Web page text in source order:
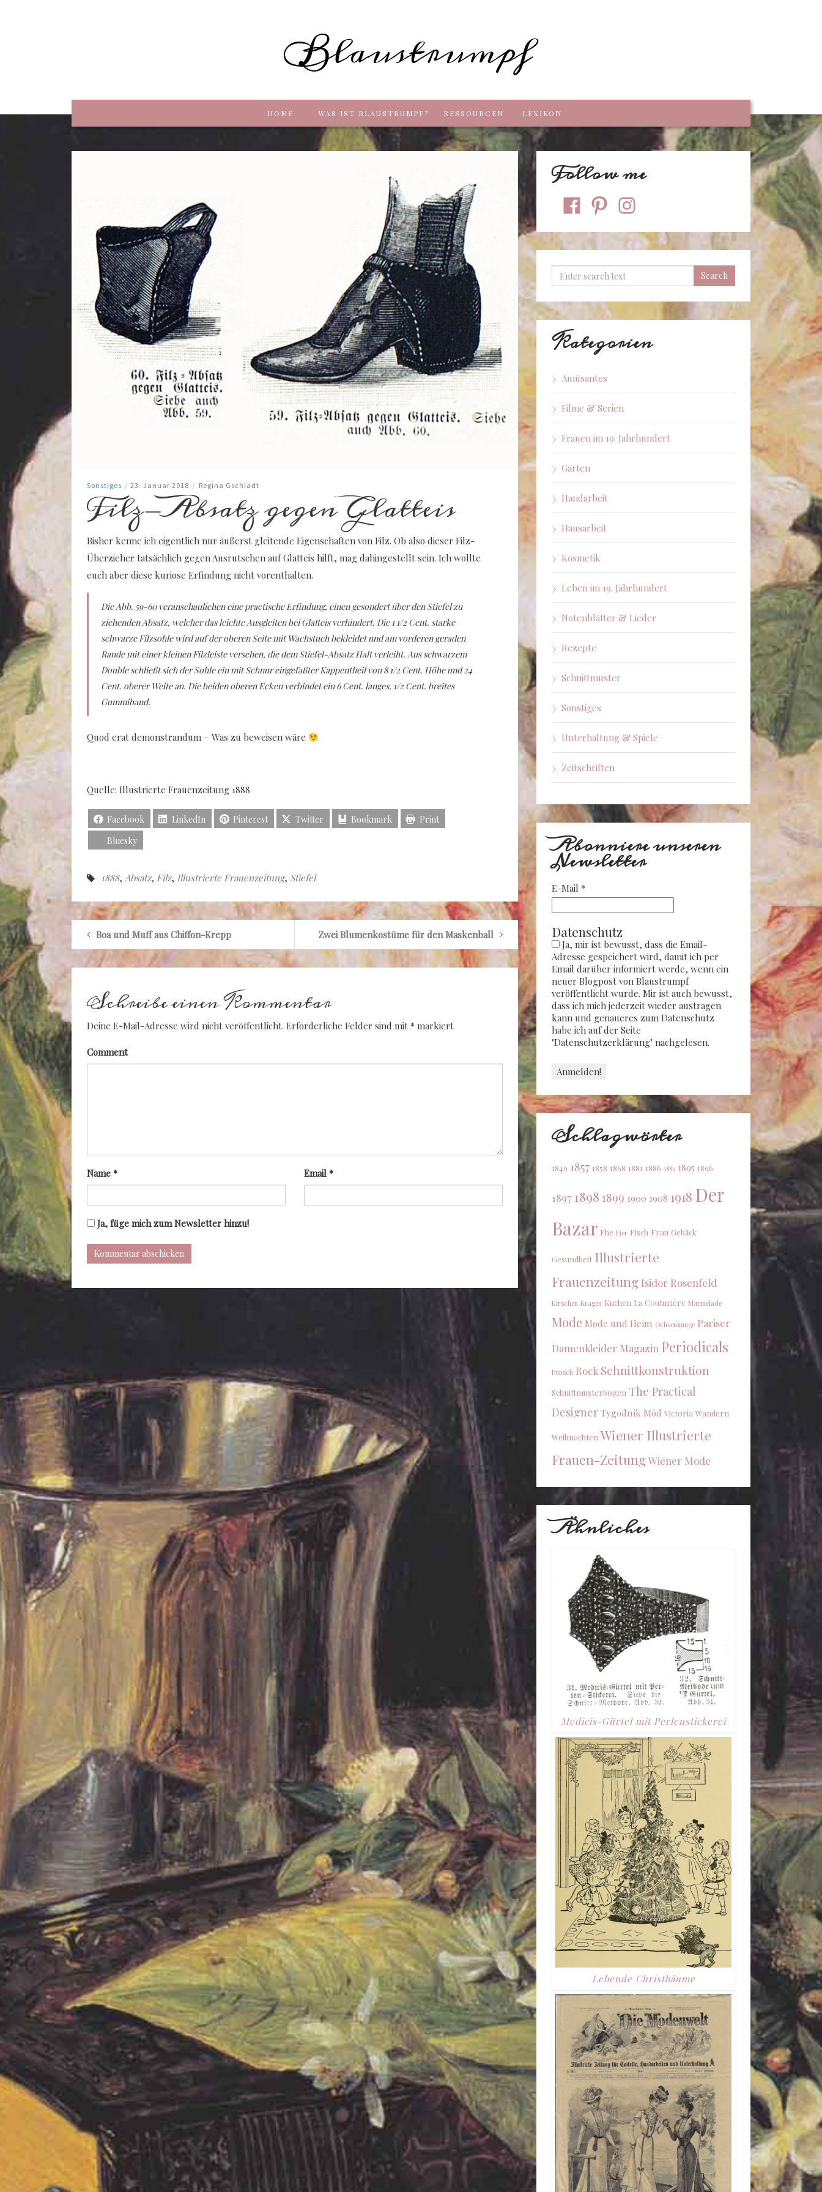
Blaustrumpf
HOME WAS IST BLAUSTRUMPF? RESSOURCEN LEXIKON
Sonstiges / 23. Januar 2018 / Regina Gschladt
Filz-Absatz gegen Glatteis
Bisher kenne ich eigentlich nur äußerst gleitende Eigenschaften von Filz. Ob also dieser Filz-
Überzieher tatsächlich gegen Ausrutschen auf Glatteis hilft, mag dahingestellt sein. Ich wollte
euch aber diese kuriose Erfindung nicht vorenthalten.
Die Abb. 59-60 veranschaulichen eine practische Erfindung, einen gesondert über den Stiefel zu
ziehenden Absatz, welcher das leichte Ausgleiten bei Glatteis verhindert. Die 1 1/2 Cent. starke
schwarze Filzsohle wird auf der oberen Seite mit Wachstuch bekleidet und am vorderen geraden
Rande mit einer kleinen Filzleiste versehen, die dem Stiefel-Absatz Halt verleiht. Aus schwarzem
Double schließt sich der Sohle ein mit Schnur eingefaßter Kappentheil von 8 1/2 Cent. Höhe und 24
Cent. oberer Weite an. Die beiden oberen Ecken verbindet ein 6 Cent. langes, 1/2 Cent. breites
Gummiband.
Quod erat demonstrandum – Was zu beweisen wäre
Quelle: Illustrierte Frauenzeitung 1888
Facebook LinkedIn Pinterest Twitter Bookmark
Print
Bluesky
1888, Absatz, Filz, Illustrierte Frauenzeitung, Stiefel
Boa und Muff aus Chiffon-Krepp Zwei Blumenkostüme für den Maskenball
Schreibe einen Kommentar
Deine E-Mail-Adresse wird nicht veröffentlicht. Erforderliche Felder sind mit * markiert
Comment
Name * Email *
Ja, füge mich zum Newsletter hinzu!
Follow me
facebookpinterestinstagram
Kategorien
Amüsantes
Filme & Serien
Frauen im 19. Jahrhundert
Garten
Handarbeit
Hausarbeit
Kosmetik
Leben im 19. Jahrhundert
Notenblätter & Lieder
Rezepte
Schnittmuster
Sonstiges
Unterhaltung & Spiele
Zeitschriften
Abonniere unseren
Newsletter
E-Mail *
Datenschutz
Ja, mir ist bewusst, dass die Email-
Adresse gespeichert wird, damit ich per
Email darüber informiert werde, wenn ein
neuer Blogpost von Blaustrumpf
veröffentlicht wurde. Mir ist auch bewusst,
dass ich mich jederzeit wieder austragen
kann und genaueres zum Datenschutz
habe ich auf der Seite
"Datenschutzerklärung" nachgelesen.
Schlagwörter
1849 1857 1858 1868 1881 1886 1889 1895 1896
18971898 1899 1900 1908 1918 Der
Bazar Ehe Eier Fisch Frau Gebäck
Gesundheit Illustrierte
Frauenzeitung Isidor Rosenfeld
Kirschen Kragen Kuchen La Couturière Marmelade
Mode Mode und Heim Ochsenzunge Pariser
Damenkleider Magazin Periodicals
Punsch Rock Schnittkonstruktion
Schnittmusterbogen The Practical
Designer Tygodnik Mód Victoria Wandern
Weihnachten Wiener Illustrierte
Frauen-ZeitungWiener Mode
Ähnliches
Medicis-Gürtel mit Perlenstickerei
Lebende Christbäume